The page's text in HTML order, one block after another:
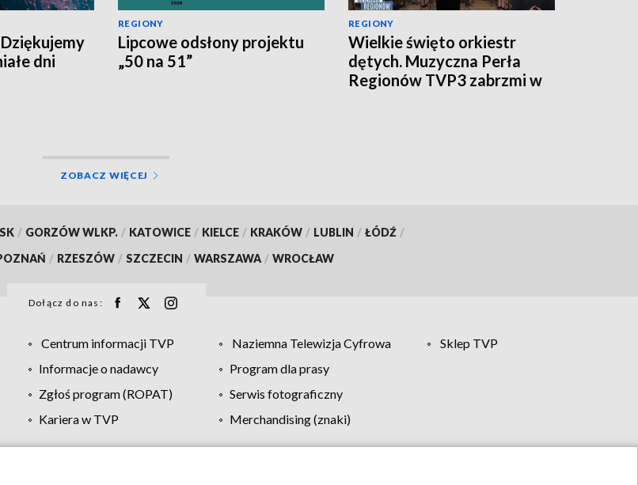
dni
REGIONY
Lipcowe odsłony projektu
„50 na 51”
REGIONY
Wielkie święto orkiestr
dętych. Muzyczna Perła
Regionów TVP3 zabrzmi w
ZOBACZ WIĘCEJ
/ GORZÓW WLKP. / KATOWICE / KIELCE / KRAKÓW / LUBLIN / ŁÓDŹ /
/ RZESZÓW / SZCZECIN / WARSZAWA / WROCŁAW
Dołącz do nas:
Centrum informacji TVP Naziemna Telewizja Cyfrowa
Sklep TVP
Informacje o nadawcy
Program dla prasy
Zgłoś program (ROPAT)
Serwis fotograficzny
Kariera w TVP
Merchandising (znaki)